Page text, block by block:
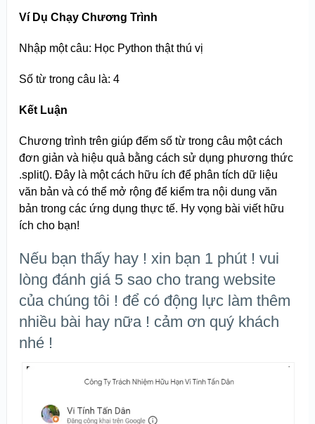
Ví Dụ Chạy Chương Trình
Nhập một câu: Học Python thật thú vị
Số từ trong câu là: 4
Kết Luận
Chương trình trên giúp đếm số từ trong câu một cách
đơn giản và hiệu quả bằng cách sử dụng phương thức
.split(). Đây là một cách hữu ích để phân tích dữ liệu
văn bản và có thể mở rộng để kiểm tra nội dung văn
bản trong các ứng dụng thực tế. Hy vọng bài viết hữu
ích cho bạn!
Nếu bạn thấy hay ! xin bạn 1 phút ! vui
lòng đánh giá 5 sao cho trang website
của chúng tôi ! để có động lực làm thêm
nhiều bài hay nữa ! cảm ơn quý khách
nhé !